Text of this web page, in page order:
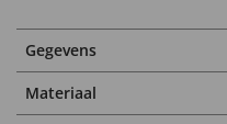
Gegevens
Materiaal